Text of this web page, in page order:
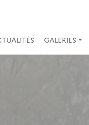
GALERIES